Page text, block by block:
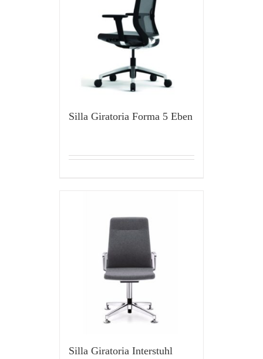
Silla Giratoria Forma 5 Eben
Silla Giratoria Interstuhl